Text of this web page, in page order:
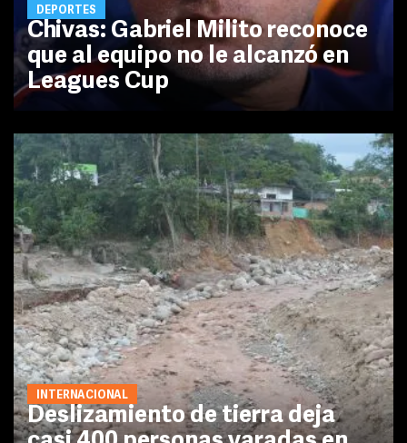
DEPORTES
Chivas: Gabriel Milito reconoce
que al equipo no le alcanzó en
Leagues Cup
INTERNACIONAL
Deslizamiento de tierra deja